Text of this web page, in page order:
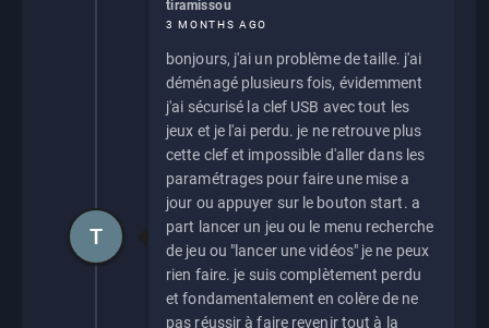
tiramissou
3 MONTHS AGO
bonjours, j'ai un problème de taille. j'ai
déménagé plusieurs fois, évidemment
j'ai sécurisé la clef USB avec tout les
jeux et je l'ai perdu. je ne retrouve plus
cette clef et impossible d'aller dans les
paramétrages pour faire une mise a
jour ou appuyer sur le bouton start. a
part lancer un jeu ou le menu recherche
de jeu ou "lancer une vidéos" je ne peux
rien faire. je suis complètement perdu
et fondamentalement en colère de ne
pas réussir à faire revenir tout à la
T